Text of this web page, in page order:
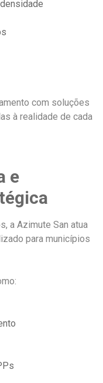
com soluções
à realidade de cada
e
a Azimute San atua
para municípios